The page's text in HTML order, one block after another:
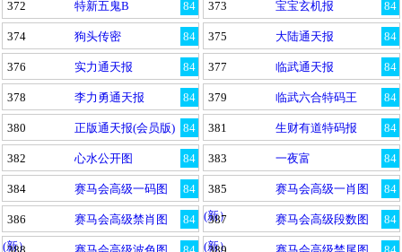
84
372 特新五鬼B 84
373 宝宝玄机报
84
374 狗头传密 84
375 大陆通天报
84
376 实力通天报 84
377 临武通天报
84
378 李力勇通天报 84
379 临武六合特码王
84
380 正版通天报(会员版) 84
381 生财有道特码报
84
382 心水公开图 84
383 一夜富
84
384 赛马会高级一码图 84
385
赛马会高级一肖图
(新）
84
386
赛马会高级禁肖图
(新）
84
387
赛马会高级段数图
(新）